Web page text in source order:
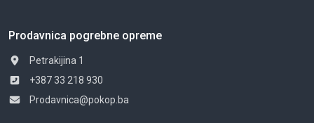
Prodavnica pogrebne opreme
Petrakijina 1
+387 33 218 930
Prodavnica@pokop.ba